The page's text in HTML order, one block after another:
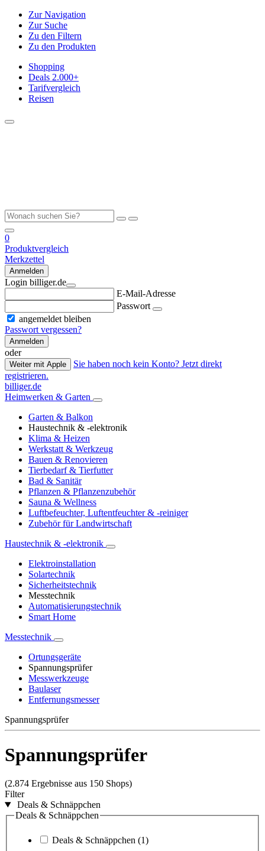
Zur Navigation
Zur Suche
Zu den Filtern
Zu den Produkten
Shopping
Deals 2.000+
Tarifvergleich
Reisen
0
Produktvergleich
Merkzettel
Anmelden
Login billiger.de
E-Mail-Adresse
Passwort
angemeldet bleiben
Passwort vergessen?
Anmelden
oder
Weiter mit Apple
Sie haben noch kein Konto? Jetzt direkt
registrieren.
billiger.de
Heimwerken & Garten
Garten & Balkon
Haustechnik & -elektronik
Klima & Heizen
Werkstatt & Werkzeug
Bauen & Renovieren
Tierbedarf & Tierfutter
Bad & Sanitär
Pflanzen & Pflanzenzubehör
Sauna & Wellness
Luftbefeuchter, Luftentfeuchter & -reiniger
Zubehör für Landwirtschaft
Haustechnik & -elektronik
Elektroinstallation
Solartechnik
Sicherheitstechnik
Messtechnik
Automatisierungstechnik
Smart Home
Messtechnik
Ortungsgeräte
Spannungsprüfer
Messwerkzeuge
Baulaser
Entfernungsmesser
Spannungsprüfer
Spannungsprüfer
(2.874 Ergebnisse aus 150 Shops)
Filter
Deals & Schnäppchen
Deals & Schnäppchen
Deals & Schnäppchen (1)